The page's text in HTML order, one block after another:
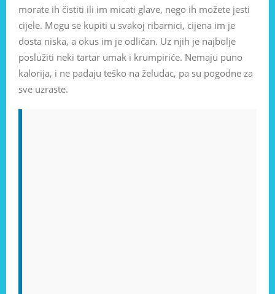
morate ih čistiti ili im micati glave, nego ih možete jesti
cijele. Mogu se kupiti u svakoj ribarnici, cijena im je
dosta niska, a okus im je odličan. Uz njih je najbolje
poslužiti neki tartar umak i krumpiriće. Nemaju puno
kalorija, i ne padaju teško na želudac, pa su pogodne za
sve uzraste.